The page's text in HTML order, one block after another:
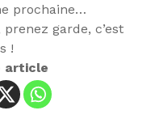
prochaine…
garde, c’est
!
article